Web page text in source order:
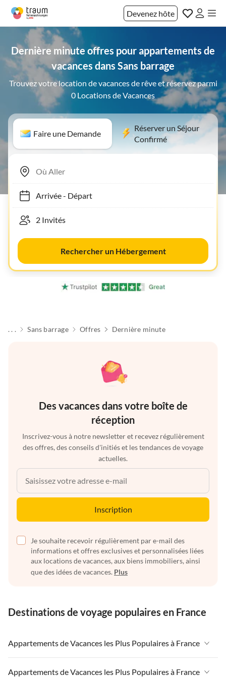
Devenez hôte
Dernière minute offres pour appartements de
vacances dans Sans barrage
Trouvez votre location de vacances de rêve et réservez parmi
0 Locations de Vacances
Faire une Demande
Réserver un Séjour
Confirmé
Arrivée- Départ
Rechercher un Hébergement
. . . Sans barrage Offres Dernière minute
Des vacances dans votre boîte de
réception
Inscrivez-vous à notre newsletter et recevez régulièrement
des offres, des conseils d'initiés et les tendances de voyage
actuelles.
Inscription
Je souhaite recevoir régulièrement par e-mail des
informations et offres exclusives et personnalisées liées
aux locations de vacances, aux biens immobiliers, ainsi
que des idées de vacances. Plus
Destinations de voyage populaires en France
Appartements de Vacances les Plus Populaires à France
Appartements de Vacances à France
Appartements de Vacances les Plus Populaires à France